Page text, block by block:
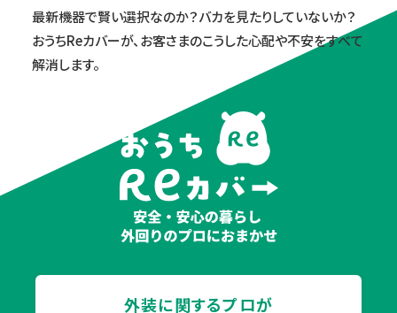
最新機器で賢い選択なのか？バカを見たりしていないか？
おうちReカバーが、お客さまのこうした心配や不安をすべて
解消します。
外装に関するプロが